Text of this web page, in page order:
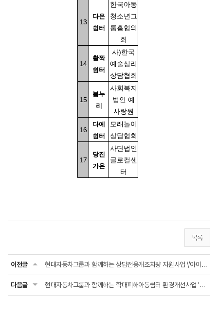
13
다온
쉼터
한국아동
청소년그
룹홈협의
회
14
활짝
쉼터
사)한국
예술심리
상담협회
15
봄누
리
사회복지
법인 예
사랑원
16
다예
쉼터
모래놀이
상담협회
17
당진
가온
사단법인
글로컬센
터
목록
이전글 현대자동차그룹과 함께하는 상담전용개조차량 지원사업 \'아이케어 카(i CARE CAR)\' 최종 ...
다음글 현대자동차그룹과 함께하는 학대피해아동쉼터 환경개선사업 '아이케어 홈(i CARE HOME)' 최...